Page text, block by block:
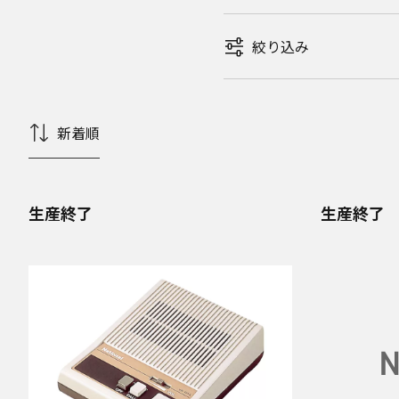
絞り込み
新着順
生産終了 生産終了